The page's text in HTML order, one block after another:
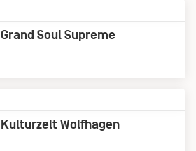
Grand Soul Supreme
Kulturzelt Wolfhagen